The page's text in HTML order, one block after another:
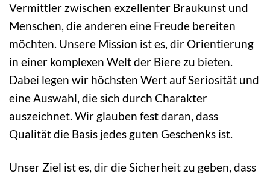
Vermittler zwischen exzellenter Braukunst und
Menschen, die anderen eine Freude bereiten
möchten. Unsere Mission ist es, dir Orientierung
in einer komplexen Welt der Biere zu bieten.
Dabei legen wir höchsten Wert auf Seriosität und
eine Auswahl, die sich durch Charakter
auszeichnet. Wir glauben fest daran, dass
Qualität die Basis jedes guten Geschenks ist.
Unser Ziel ist es, dir die Sicherheit zu geben, dass